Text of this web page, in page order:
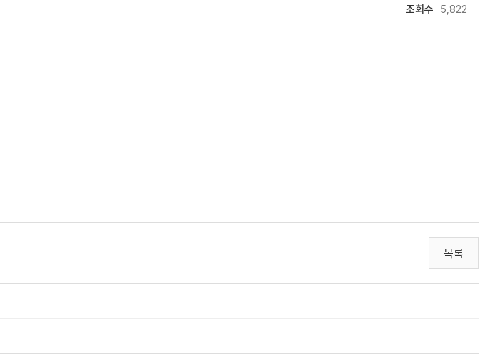
조회수 5,822
목록